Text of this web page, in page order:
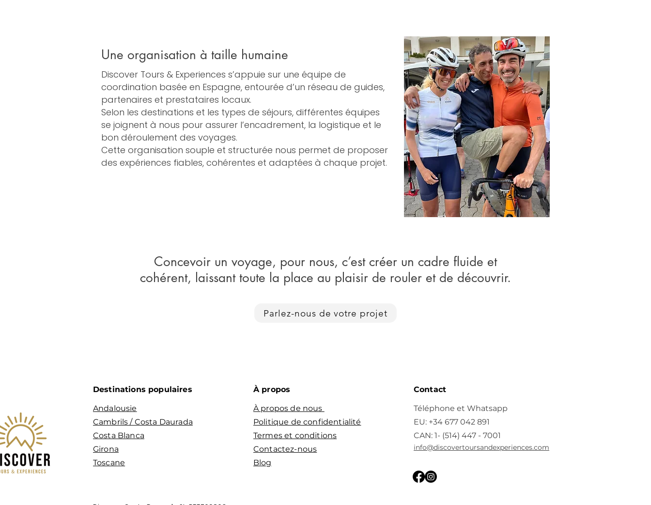
Une organisation à taille humaine
Discover Tours & Experiences s’appuie sur une équipe de
coordination basée en Espagne, entourée d’un réseau de guides,
partenaires et prestataires locaux.
Selon les destinations et les types de séjours, différentes équipes
se joignent à nous pour assurer l’encadrement, la logistique et le
bon déroulement des voyages.
Cette organisation souple et structurée nous permet de proposer
des expériences fiables, cohérentes et adaptées à chaque projet.
Concevoir un voyage, pour nous, c’est créer un cadre fluide et
cohérent, laissant toute la place au plaisir de rouler et de découvrir.
Parlez-nous de votre projet
Destinations populaires
Andalousie
Cambrils / Costa Daurada
Costa Blanca
Girona
Toscane
​À propos
À propos de nous
Politique de confidentialité
Termes et conditions
Contactez-nous
Blog
Contact
​​Téléphone et Whatsapp
EU: +34 677 042 891
CAN: 1- (514) 447 - 7001​
info@discovertoursandexperiences.com